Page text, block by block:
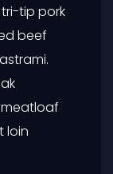
tip pork
beef
loin